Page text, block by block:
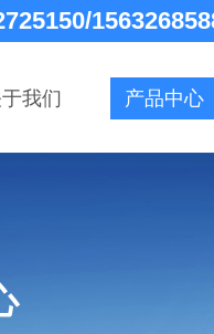
我们 产品中心